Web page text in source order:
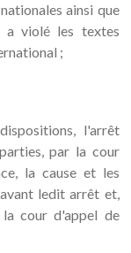
ainsi que
a violé les textes
;
l'arrêt
par la cour
la cause et les
ledit arrêt et,
cour d'appel de